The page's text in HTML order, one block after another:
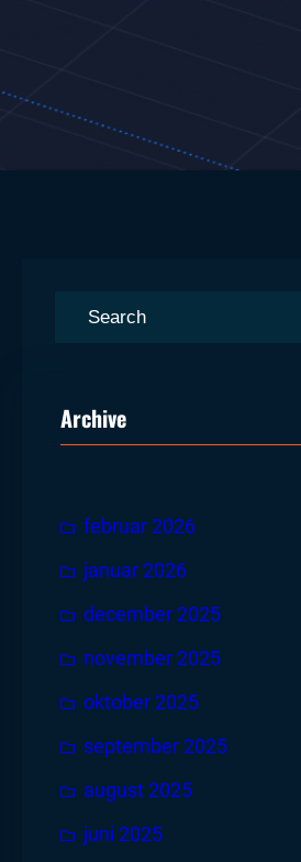
Archive
februar 2026
januar 2026
december 2025
november 2025
oktober 2025
september 2025
august 2025
juni 2025